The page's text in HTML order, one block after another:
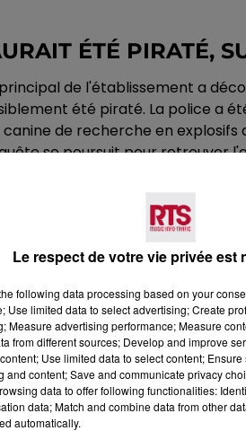
ÉTÉ PIRATÉ,
de l'établissement a
été piraté. La police a
de recherche en
se poursuit pour retrouver
Le respect de votre vie privée est
following data processing based on your
Use limited data to select advertising; Create
Measure advertising performance; Measure
from different sources; Develop and improve
Use limited data to select content;
and content; Save and communicate privacy
data to offer following functionalities:
data; Match and combine data from other
automatically.